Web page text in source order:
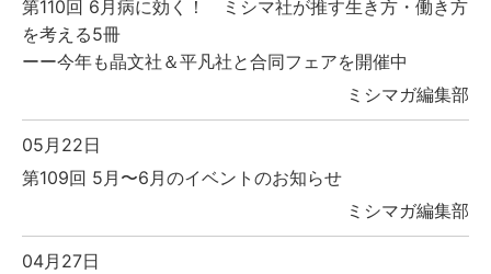
第110回 6月病に効く！ ミシマ社が推す生き方・働き方
を考える5冊
ーー今年も晶文社＆平凡社と合同フェアを開催中
ミシマガ編集部
05月22日
第109回 5月〜6月のイベントのお知らせ
ミシマガ編集部
04月27日